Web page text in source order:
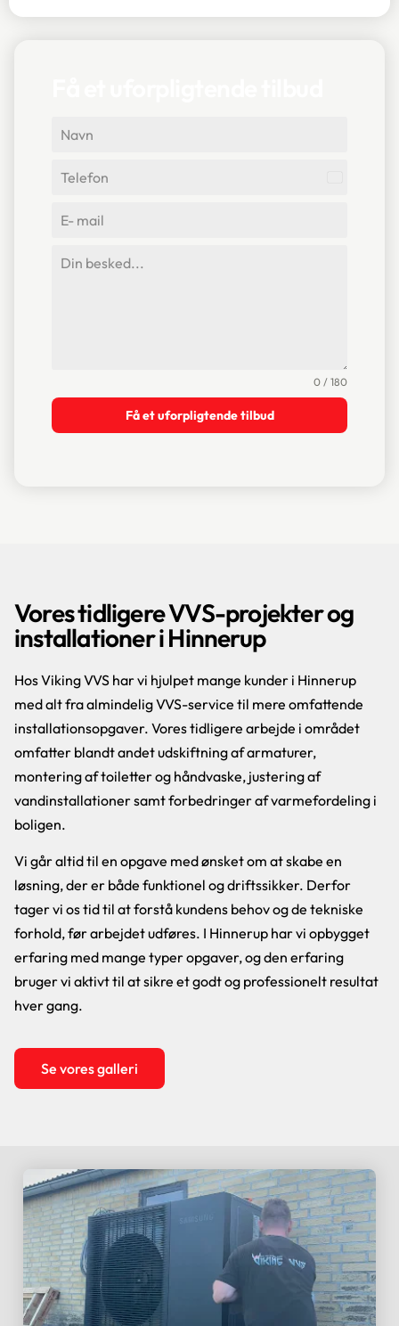
0 / 180
Få et uforpligtende tilbud
Vores tidligere VVS-projekter og
installationer i Hinnerup
Hos Viking VVS har vi hjulpet mange kunder i Hinnerup
med alt fra almindelig VVS-service til mere omfattende
installationsopgaver. Vores tidligere arbejde i området
omfatter blandt andet udskiftning af armaturer,
montering af toiletter og håndvaske, justering af
vandinstallationer samt forbedringer af varmefordeling i
boligen.
Vi går altid til en opgave med ønsket om at skabe en
løsning, der er både funktionel og driftssikker. Derfor
tager vi os tid til at forstå kundens behov og de tekniske
forhold, før arbejdet udføres. I Hinnerup har vi opbygget
erfaring med mange typer opgaver, og den erfaring
bruger vi aktivt til at sikre et godt og professionelt resultat
hver gang.
Se vores galleri